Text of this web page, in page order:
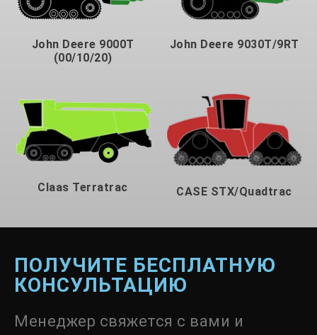
John Deere 9000T
(00/10/20)
John Deere 9030T/9RT
Claas Terratrac CASE STX/Quadtrac
ПОЛУЧИТЕ БЕСПЛАТНУЮ
КОНСУЛЬТАЦИЮ
Менеджер свяжется с вами и